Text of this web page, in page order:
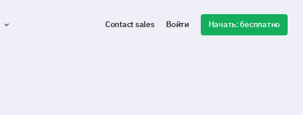
Contact sales Войти Начать: бесплатно